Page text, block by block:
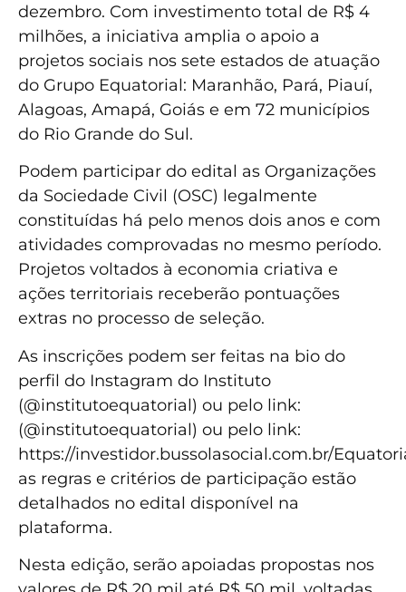
dezembro. Com investimento total de R$ 4
milhões, a iniciativa amplia o apoio a
projetos sociais nos sete estados de atuação
do Grupo Equatorial: Maranhão, Pará, Piauí,
Alagoas, Amapá, Goiás e em 72 municípios
do Rio Grande do Sul.
Podem participar do edital as Organizações
da Sociedade Civil (OSC) legalmente
constituídas há pelo menos dois anos e com
atividades comprovadas no mesmo período.
Projetos voltados à economia criativa e
ações territoriais receberão pontuações
extras no processo de seleção.
As inscrições podem ser feitas na bio do
perfil do Instagram do Instituto
(@institutoequatorial) ou pelo link:
(@institutoequatorial) ou pelo link:
https://investidor.bussolasocial.com.br/
as regras e critérios de participação estão
detalhados no edital disponível na
plataforma.
Nesta edição, serão apoiadas propostas nos